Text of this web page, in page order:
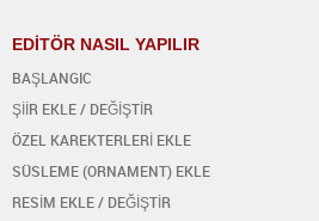
EDİTÖR NASIL YAPILIR
BAŞLANGIC
ŞİİR EKLE / DEĞİŞTİR
ÖZEL KAREKTERLERİ EKLE
SÜSLEME (ORNAMENT) EKLE
RESİM EKLE / DEĞİŞTİR